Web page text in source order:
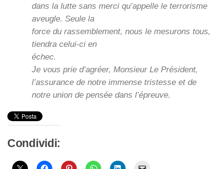
dans la lutte sans merci qu’appelle le terrorisme
aveugle. Seule la
force du rassemblement, nous le mesurons tous,
tiendra celui-ci en
échec.
Je vous prie d’agréer, Monsieur Le Président,
l’assurance de notre immense tristesse et de
notre union de pensée dans l’épreuve.
Condividi: